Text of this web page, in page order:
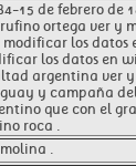
15 de febrero
ortega ver
los
los datos
argentina ver
y campaña
que con el
roca .
.